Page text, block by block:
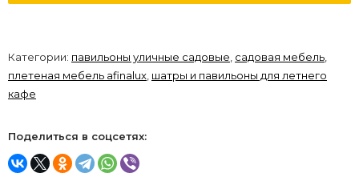
Категории: павильоны уличные садовые садовая мебель
плетеная мебель afinalux шатры и павильоны для летнего
кафе
Поделиться в соцсетях: